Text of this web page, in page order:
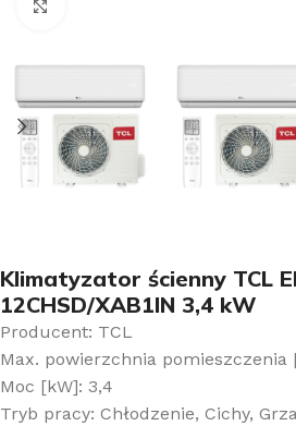
Klimatyzator ścienny TCL
12CHSD/XAB1IN 3,4 kW
Producent: TCL
Max. powierzchnia pomieszczenia
Moc [kW]: 3,4
Tryb pracy: Chłodzenie, Cichy,